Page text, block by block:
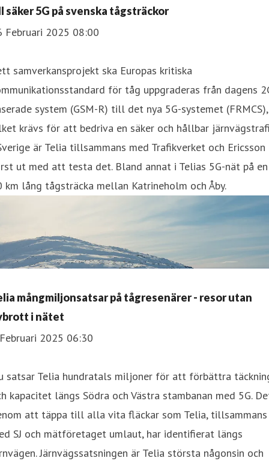
säker 5G på svenska tågsträckor
Februari 2025 08:00
samverkansprojekt ska Europas kritiska
för tåg uppgraderas från dagens
system (GSM-R) till det nya 5G-systemet (FRMCS),
krävs för att bedriva en säker och hållbar
är Telia tillsammans med Trafikverket och Ericsson
ut med att testa det. Bland annat i Telias 5G-nät på en
km lång tågsträcka mellan Katrineholm och Åby.
mångmiljonsatsar på tågresenärer - resor utan
i nätet
2025 06:30
satsar Telia hundratals miljoner för att förbättra
kapacitet längs Södra och Västra stambanan med 5G.
att täppa till alla vita fläckar som Telia, tillsammans
SJ och mätföretaget umlaut, har identifierat längs
Järnvägssatsningen är Telia största någonsin och